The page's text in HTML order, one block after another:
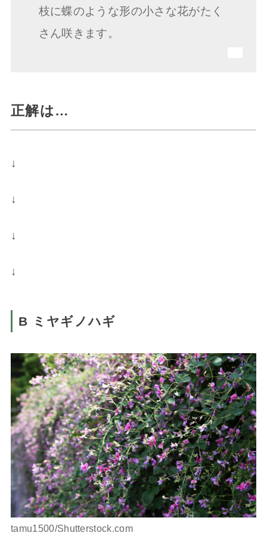
枝に蝶のような形の小さな花がたく
さん咲きます。
正解は…
↓
↓
↓
↓
B ミヤギノハギ
tamu1500/Shutterstock.com